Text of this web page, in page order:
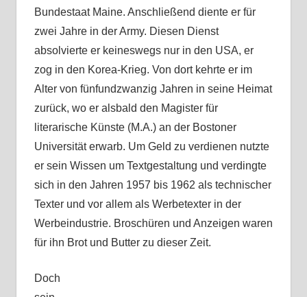
Bundestaat Maine. Anschließend diente er für
zwei Jahre in der Army. Diesen Dienst
absolvierte er keineswegs nur in den USA, er
zog in den Korea-Krieg. Von dort kehrte er im
Alter von fünfundzwanzig Jahren in seine Heimat
zurück, wo er alsbald den Magister für
literarische Künste (M.A.) an der Bostoner
Universität erwarb. Um Geld zu verdienen nutzte
er sein Wissen um Textgestaltung und verdingte
sich in den Jahren 1957 bis 1962 als technischer
Texter und vor allem als Werbetexter in der
Werbeindustrie. Broschüren und Anzeigen waren
für ihn Brot und Butter zu dieser Zeit.
Doch